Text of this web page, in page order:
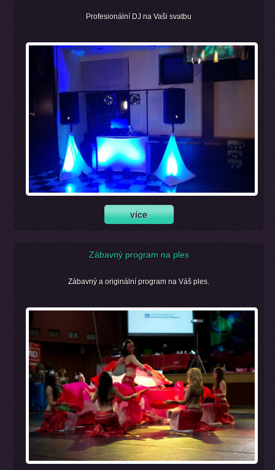
Profesionální DJ na Vaši svatbu
Zábavný program na ples
Zábavný a originální program na Váš ples.